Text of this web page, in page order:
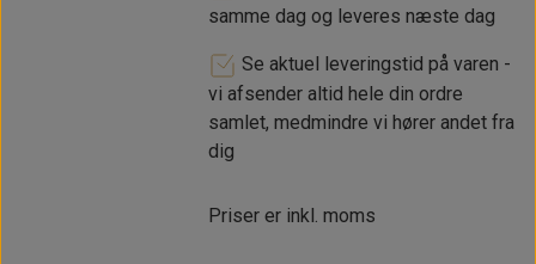
samme dag og leveres næste dag
Se aktuel leveringstid på varen -
vi afsender altid hele din ordre
samlet, medmindre vi hører andet fra
dig
Priser er inkl. moms